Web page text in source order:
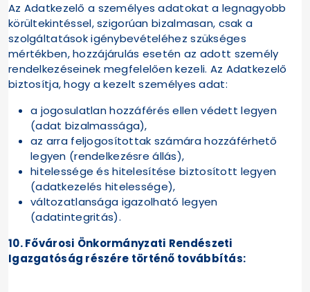
Az Adatkezelő a személyes adatokat a legnagyobb
körültekintéssel, szigorúan bizalmasan, csak a
szolgáltatások igénybevételéhez szükséges
mértékben, hozzájárulás esetén az adott személy
rendelkezéseinek megfelelően kezeli. Az Adatkezelő
biztosítja, hogy a kezelt személyes adat:
a jogosulatlan hozzáférés ellen védett legyen
(adat bizalmassága),
az arra feljogosítottak számára hozzáférhető
legyen (rendelkezésre állás),
hitelessége és hitelesítése biztosított legyen
(adatkezelés hitelessége),
változatlansága igazolható legyen
(adatintegritás).
10. Fővárosi Önkormányzati Rendészeti
Igazgatóság részére történő továbbítás: